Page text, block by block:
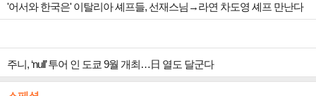
'어서와 한국은' 이탈리아 셰프들, 선재스님→라연 차도영 셰프 만난다
주니, ‘null’ 투어 인 도쿄 9월 개최…日 열도 달군다